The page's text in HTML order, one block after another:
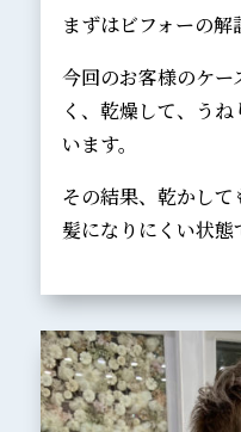
まずはビフォーの解
今回のお客様のケ
く、乾燥して、う
います。
その結果、乾かし
髪になりにくい状態